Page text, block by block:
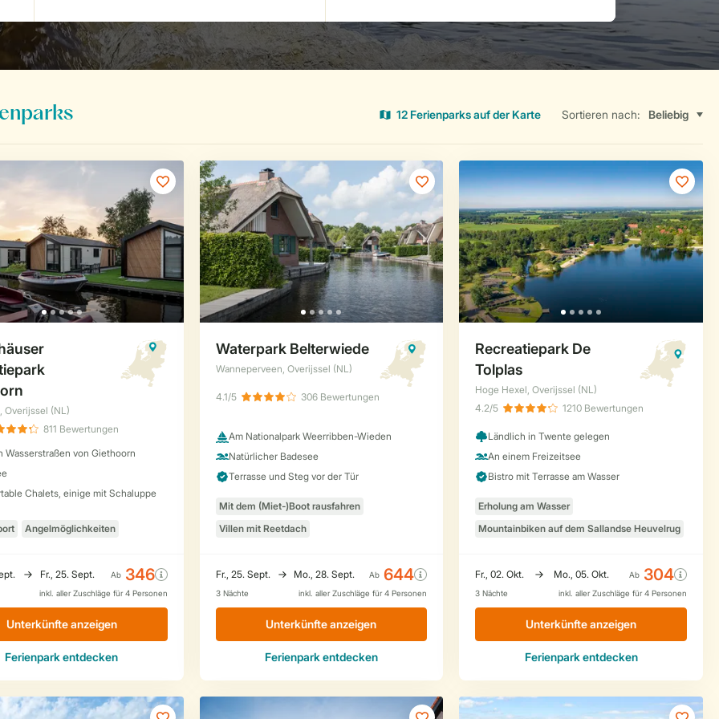
12 Ferienparks auf der Karte Sortieren nach: